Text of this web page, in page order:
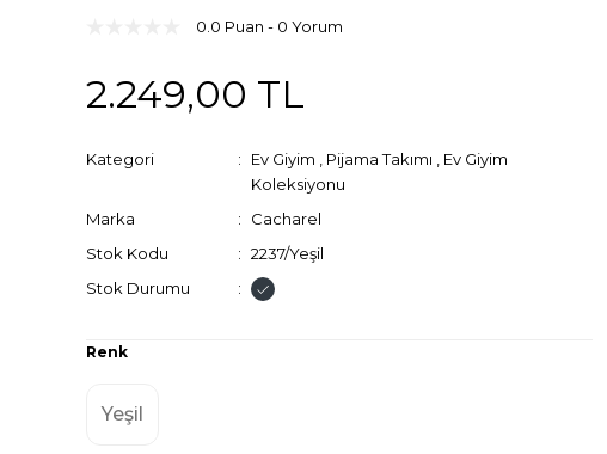
0.0 Puan - 0 Yorum
2.249,00 TL
Kategori Ev Giyim Pijama Takımı
Ev Giyim
Koleksiyonu
Marka
Cacharel
Stok Kodu
2237/Yeşil
Stok Durumu
Renk
Yeşil